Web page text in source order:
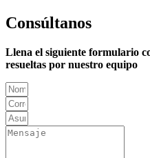
Consúltanos
Llena el siguiente formulario
resueltas por nuestro equipo